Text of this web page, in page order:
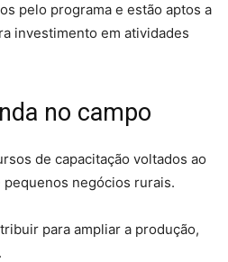
pelo programa e estão aptos a
investimento em atividades
no campo
de capacitação voltados ao
negócios rurais.
para ampliar a produção,